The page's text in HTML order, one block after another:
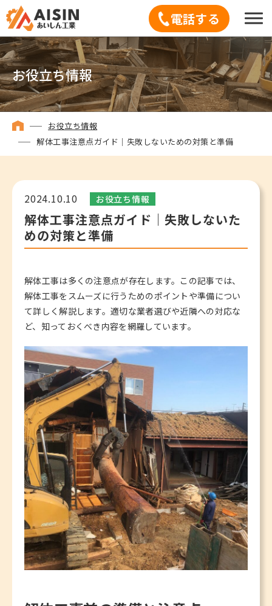
電話する
お役立ち情報
お役立ち情報
解体工事注意点ガイド｜失敗しないための対策と準備
2024.10.10 お役立ち情報
解体工事注意点ガイド｜失敗しないた
めの対策と準備
解体工事は多くの注意点が存在します。この記事では、
解体工事をスムーズに行うためのポイントや準備につい
て詳しく解説します。適切な業者選びや近隣への対応な
ど、知っておくべき内容を網羅しています。